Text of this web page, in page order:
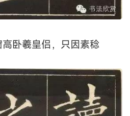
高卧羲皇侣，只因素稔